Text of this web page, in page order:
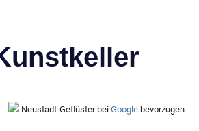
Neustadt-Geflüster bei Google bevorzugen